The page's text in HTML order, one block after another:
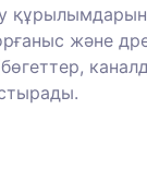
құрылымдарын
және